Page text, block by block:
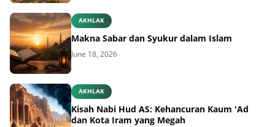
AKHLAK
Makna Sabar dan Syukur dalam Islam
June 18, 2026
AKHLAK
Kisah Nabi Hud AS: Kehancuran Kaum 'Ad
dan Kota Iram yang Megah